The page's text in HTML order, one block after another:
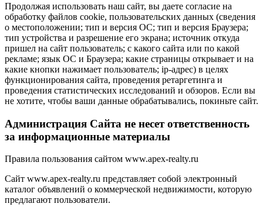
Продолжая использовать наш сайт, вы даете согласие на
обработку файлов cookie, пользовательских данных (сведения
о местоположении; тип и версия ОС; тип и версия Браузера;
тип устройства и разрешение его экрана; источник откуда
пришел на сайт пользователь; с какого сайта или по какой
рекламе; язык ОС и Браузера; какие страницы открывает и на
какие кнопки нажимает пользователь; ip-адрес) в целях
функционирования сайта, проведения ретаргетинга и
проведения статистических исследований и обзоров. Если вы
не хотите, чтобы ваши данные обрабатывались, покиньте сайт.
Администрация Сайта не несет ответственность
за информационные материалы
Правила пользования сайтом www.apex-realty.ru
Сайт www.apex-realty.ru представляет собой электронный
каталог объявлений о коммерческой недвижимости, которую
предлагают пользователи.